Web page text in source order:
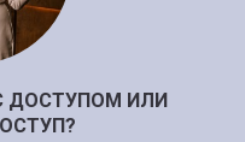
ДОСТУПОМ ИЛИ